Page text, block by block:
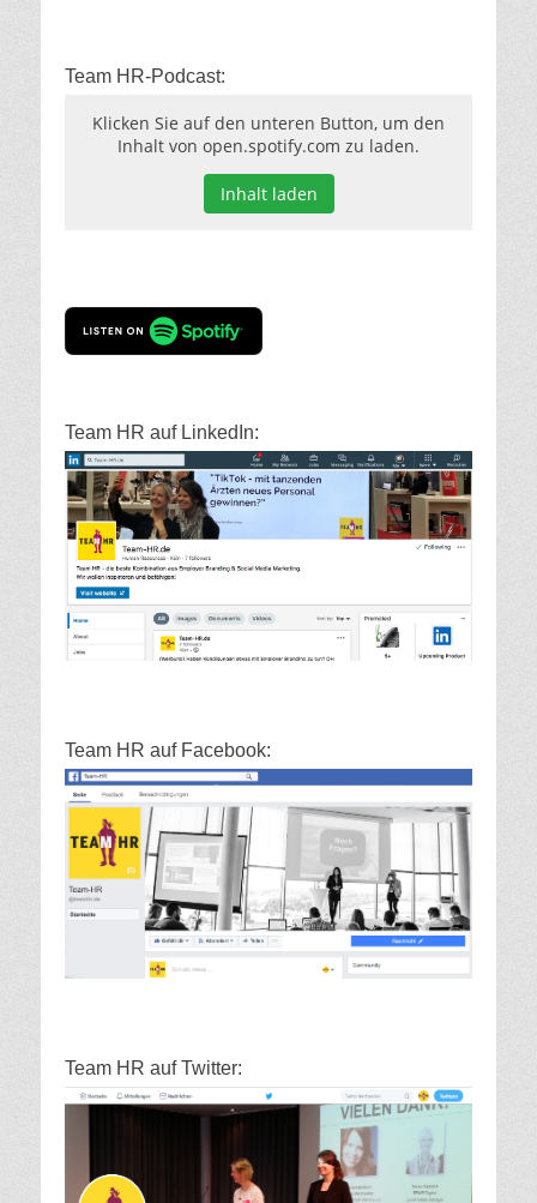
Team HR-Podcast:
Klicken Sie auf den unteren Button, um den
Inhalt von open.spotify.com zu laden.
Inhalt laden
Team HR auf LinkedIn:
Team HR auf Facebook:
Team HR auf Twitter: